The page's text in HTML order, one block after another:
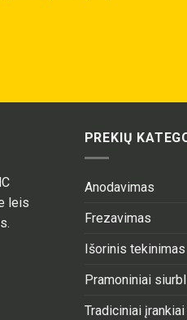
leis
PREKIŲ
Anodavimas
Frezavimas
Išorinis tekinimas
Pramoniniai
Tradiciniai įrankiai